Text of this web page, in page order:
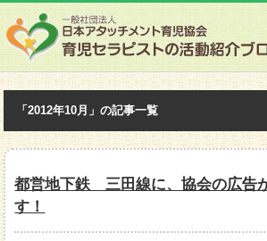
「2012年10月」の記事一覧
都営地下鉄 三田線に、協会の広告
す！